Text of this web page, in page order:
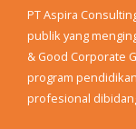
PT Aspira
publik yang
& Good Corporate
program
profesional